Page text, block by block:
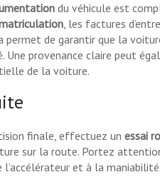
du véhicule est
, les factures
de garantir que la
Une provenance claire peut
de la voiture.
finale, effectuez un essai
sur la route. Portez
et à la